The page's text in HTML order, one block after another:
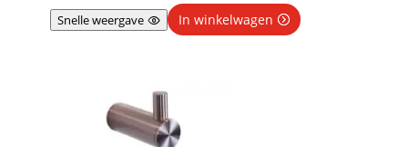
Snelle weergave In winkelwagen